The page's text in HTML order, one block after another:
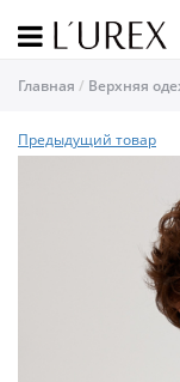
Главная Верхняя
Предыдущий товар